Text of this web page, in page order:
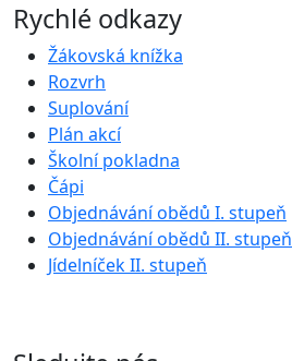
Rychlé odkazy
Žákovská knížka
Rozvrh
Suplování
Plán akcí
Školní pokladna
Čápi
Objednávání obědů I. stupeň
Objednávání obědů II. stupeň
Jídelníček II. stupeň